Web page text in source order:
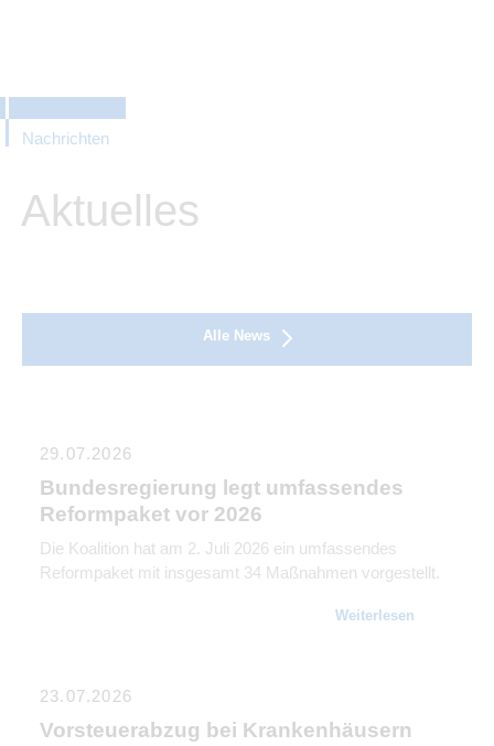
Nachrichten
Aktuelles
Alle News
29.07.2026
Bundesregierung legt umfassendes
Reformpaket vor 2026
Die Koalition hat am 2. Juli 2026 ein umfassendes
Reformpaket mit insgesamt 34 Maßnahmen vorgestellt.
Weiterlesen
23.07.2026
Vorsteuerabzug bei Krankenhäusern